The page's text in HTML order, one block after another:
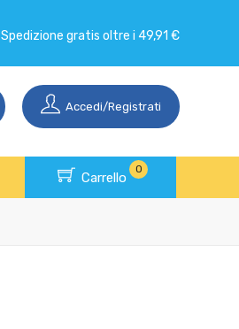
Spedizione gratis oltre i 49,91 €
Accedi/Registrati
Carrello
0